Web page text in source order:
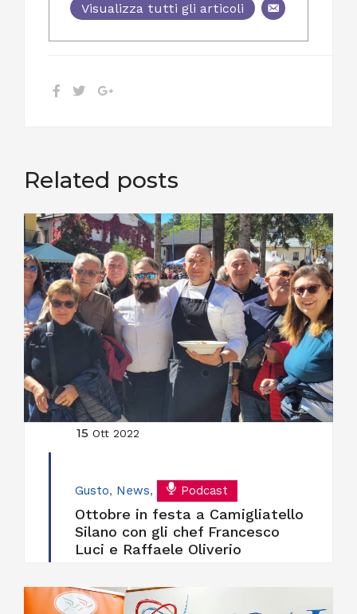
Visualizza tutti gli articoli
Related posts
15 Ott 2022
Gusto, News, Podcast
Ottobre in festa a Camigliatello
Silano con gli chef Francesco
Luci e Raffaele Oliverio